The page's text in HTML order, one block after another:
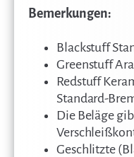
Bemerkungen:
Blackstuff
Greenstuff
Redstuff
Standard-
Die Beläge
Geschlitzte